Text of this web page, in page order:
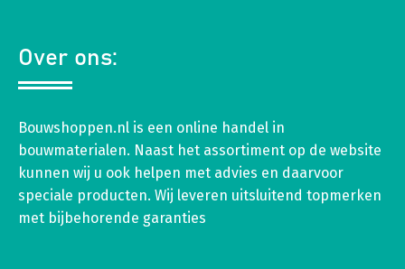
Over ons:
Bouwshoppen.nl is een online handel in
bouwmaterialen. Naast het assortiment op de website
kunnen wij u ook helpen met advies en daarvoor
speciale producten. Wij leveren uitsluitend topmerken
met bijbehorende garanties